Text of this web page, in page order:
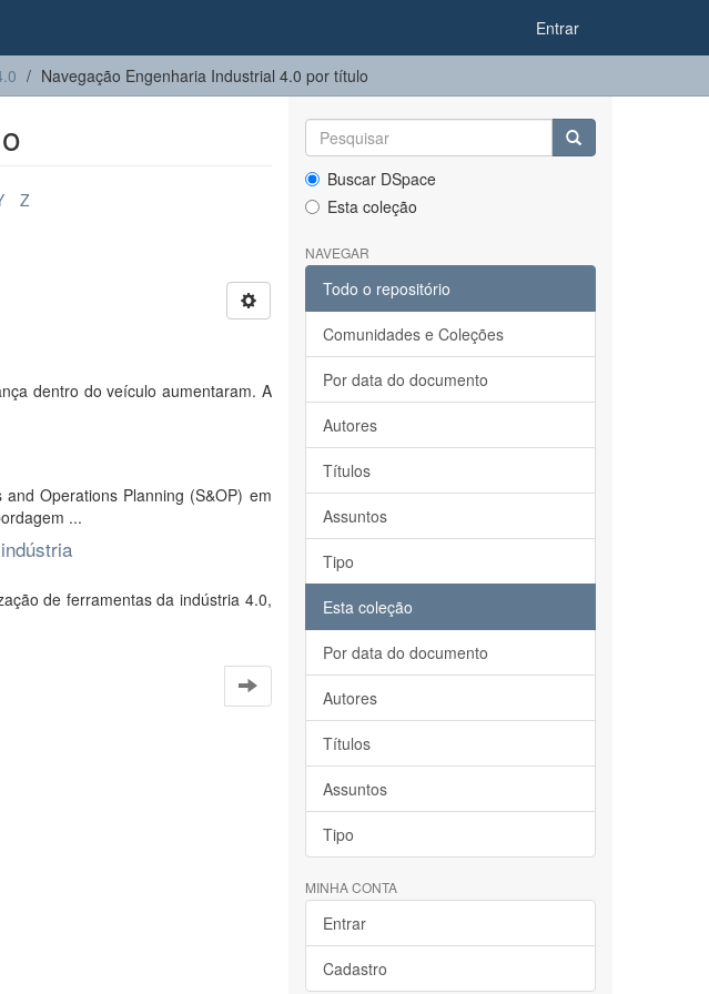
Entrar
Navegação Engenharia Industrial 4.0 por título
Z
dentro do veículo aumentaram. A
Operations Planning (S&OP) em
...
de ferramentas da indústria 4.0,
Buscar DSpace
Esta coleção
NAVEGAR
Todo o repositório
Comunidades e Coleções
Por data do documento
Autores
Títulos
Assuntos
Tipo
Esta coleção
Por data do documento
Autores
Títulos
Assuntos
Tipo
MINHA CONTA
Entrar
Cadastro